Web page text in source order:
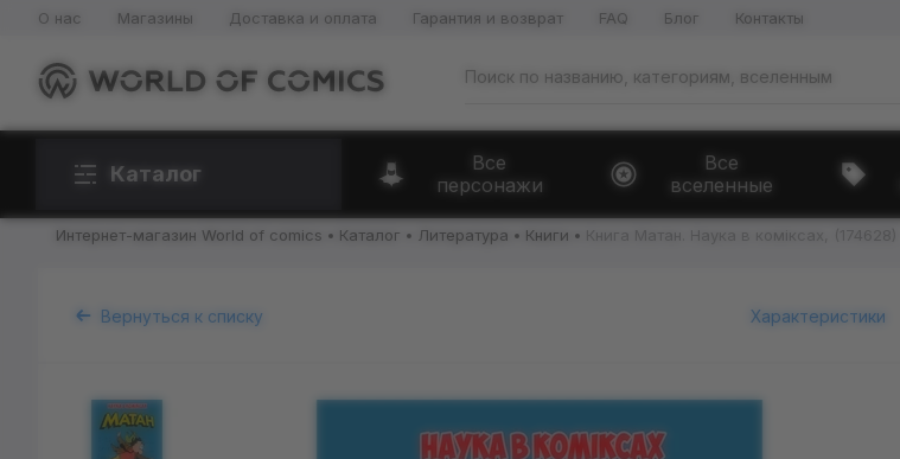
О нас Магазины Доставка и оплата Гарантия и возврат FAQ Блог Контакты
Каталог
Все
персонажи
Все
вселенные
Интернет-магазин World of comics Каталог Литература Книги Книга Матан. Наука в коміксах, (174628)
Вернуться к списку Характеристики